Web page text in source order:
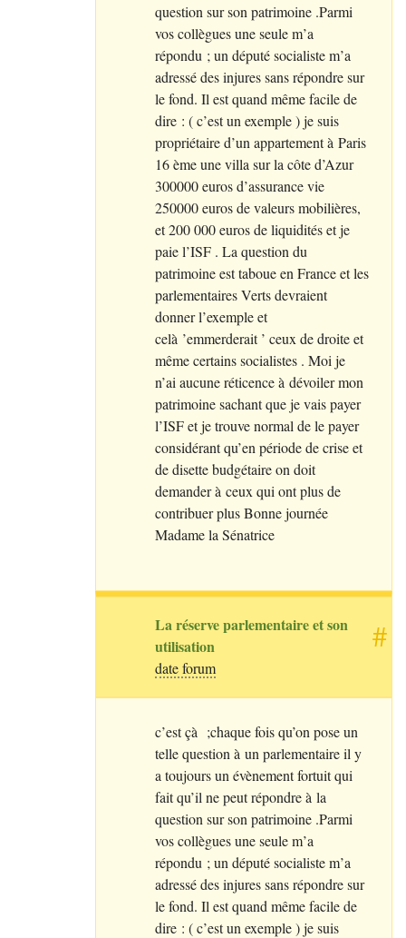
question sur son patrimoine .Parmi
vos collègues une seule m’a
répondu ; un député socialiste m’a
adressé des injures sans répondre sur
le fond. Il est quand même facile de
dire : ( c’est un exemple ) je suis
propriétaire d’un appartement à Paris
16 ème une villa sur la côte d’Azur
300000 euros d’assurance vie
250000 euros de valeurs mobilières,
et 200 000 euros de liquidités et je
paie l’ISF . La question du
patrimoine est taboue en France et les
parlementaires Verts devraient
donner l’exemple et
celà ’emmerderait ’ ceux de droite et
même certains socialistes . Moi je
n’ai aucune réticence à dévoiler mon
patrimoine sachant que je vais payer
l’ISFet je trouve normal de le payer
considérant qu’en période de crise et
de disette budgétaire on doit
demander à ceux qui ont plus de
contribuer plus Bonne journée
Madame la Sénatrice
#
La réserve parlementaire et son
utilisation
date forum
c’est çà ;chaque fois qu’on pose un
telle question à un parlementaire il y
a toujours un évènement fortuit qui
fait qu’il ne peut répondre à la
question sur son patrimoine .Parmi
vos collègues une seule m’a
répondu ; un député socialiste m’a
adressé des injures sans répondre sur
le fond. Il est quand même facile de
dire : ( c’est un exemple ) je suis